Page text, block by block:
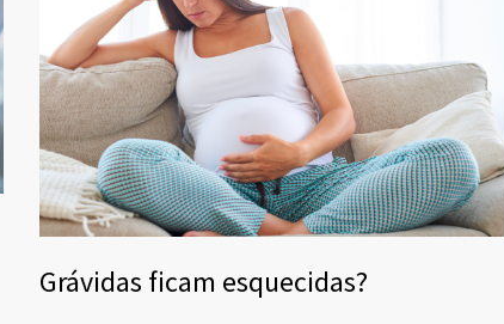
Grávidas ficam esquecidas?